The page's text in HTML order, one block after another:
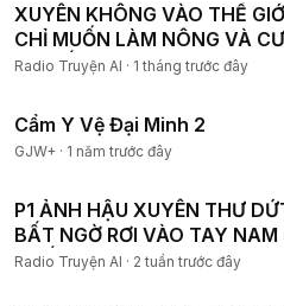
XUYÊN KHÔNG VÀO THẾ
CHỈ MUỐN LÀM NÔNG VÀ
LẠI BẤT TỬ P5
Radio Truyện AI · 1 tháng trước đây
Cẩm Y Vệ Đại Minh 2
GJW+ · 1 năm trước đây
P1 ẢNH HẬU XUYÊN THƯ
BẤT NGỜ RƠI VÀO TAY
NHẤT THỦ ĐÔ
Radio Truyện AI · 2 tuần trước đây